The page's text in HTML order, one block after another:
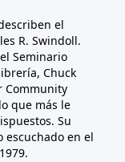
el
R. Swindoll.
Seminario
Chuck
Community
que más le
Su
escuchado en el